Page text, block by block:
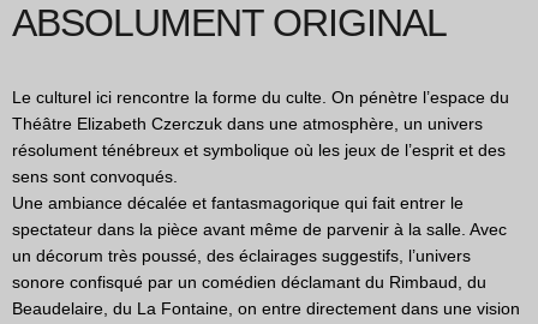
ABSOLUMENT ORIGINAL
Le culturel ici rencontre la forme du culte. On pénètre l’espace du
Théâtre Elizabeth Czerczuk dans une atmosphère, un univers
résolument ténébreux et symbolique où les jeux de l’esprit et des
sens sont convoqués.
Une ambiance décalée et fantasmagorique qui fait entrer le
spectateur dans la pièce avant même de parvenir à la salle. Avec
un décorum très poussé, des éclairages suggestifs, l’univers
sonore confisqué par un comédien déclamant du Rimbaud, du
Beaudelaire, du La Fontaine, on entre directement dans une vision